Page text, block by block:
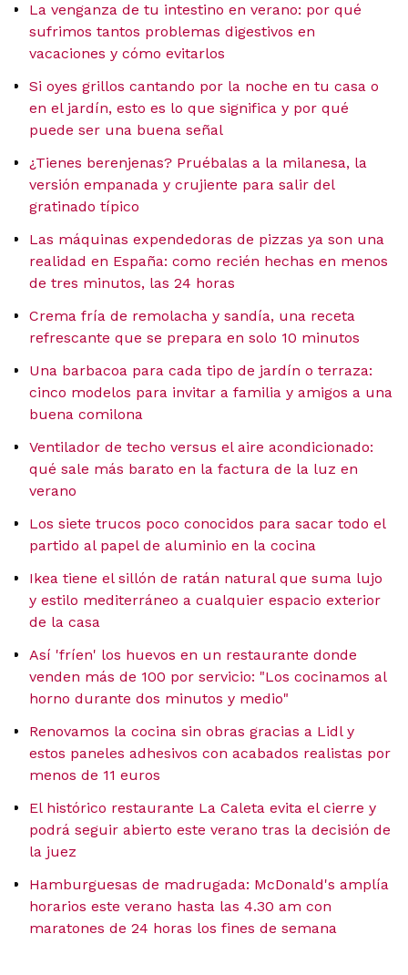
La venganza de tu intestino en verano: por qué
sufrimos tantos problemas digestivos en
vacaciones y cómo evitarlos
Si oyes grillos cantando por la noche en tu casa o
en el jardín, esto es lo que significa y por qué
puede ser una buena señal
¿Tienes berenjenas? Pruébalas a la milanesa, la
versión empanada y crujiente para salir del
gratinado típico
Las máquinas expendedoras de pizzas ya son una
realidad en España: como recién hechas en menos
de tres minutos, las 24 horas
Crema fría de remolacha y sandía, una receta
refrescante que se prepara en solo 10 minutos
Una barbacoa para cada tipo de jardín o terraza:
cinco modelos para invitar a familia y amigos a una
buena comilona
Ventilador de techo versus el aire acondicionado:
qué sale más barato en la factura de la luz en
verano
Los siete trucos poco conocidos para sacar todo el
partido al papel de aluminio en la cocina
Ikea tiene el sillón de ratán natural que suma lujo
y estilo mediterráneo a cualquier espacio exterior
de la casa
Así 'fríen' los huevos en un restaurante donde
venden más de 100 por servicio: "Los cocinamos al
horno durante dos minutos y medio"
Renovamos la cocina sin obras gracias a Lidl y
estos paneles adhesivos con acabados realistas por
menos de 11 euros
El histórico restaurante La Caleta evita el cierre y
podrá seguir abierto este verano tras la decisión de
la juez
Hamburguesas de madrugada: McDonald's amplía
horarios este verano hasta las 4.30 am con
maratones de 24 horas los fines de semana